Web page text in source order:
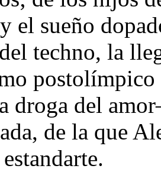
el sueño
techno, la
droga del
de la que